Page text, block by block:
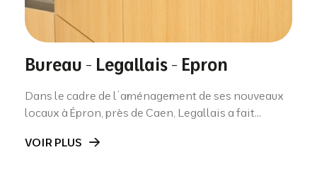
Bureau - Legallais - Epron
Dans le cadre de l’aménagement de ses nouveaux
locaux à Épron, près de Caen, Legallais a fait...
VOIR PLUS